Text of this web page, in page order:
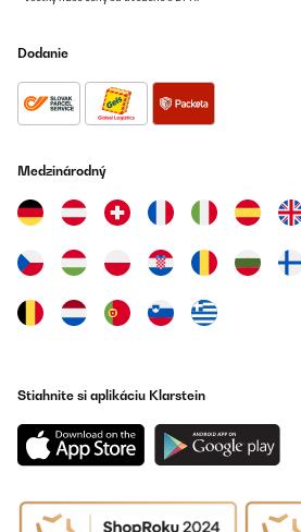
Dodanie
Medzinárodný
Stiahnite si aplikáciu Klarstein